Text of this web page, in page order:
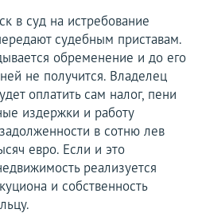
в суд на истребование
судебным приставам.
обременение и до его
не получится. Владелец
оплатить сам налог, пени
издержки и работу
в сотню лев
евро. Если и это
реализуется
и собственность